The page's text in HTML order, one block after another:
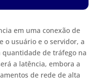
em uma conexão de
o usuário e o servidor, a
de tráfego na
a latência, embora a
de rede de alta